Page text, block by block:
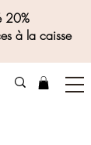
20%
à la caisse